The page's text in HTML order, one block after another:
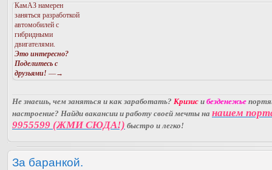
КамАЗ намерен
заняться разработкой
автомобилей с
гибридными
двигателями.
Это интересно?
Поделитесь с
друзьями! —→
Не знаешь, чем заняться и как заработать? Кризис и безденежье
настроение? Найди вакансии и работу своей мечты на нашем
9955599 (ЖМИ СЮДА!) быстро и легко!
За баранкой.